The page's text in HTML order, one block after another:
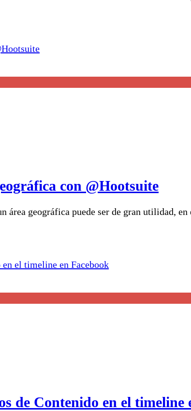
con @Hootsuite
área geográfica puede ser de gran utilidad,
de Contenido en el timeline